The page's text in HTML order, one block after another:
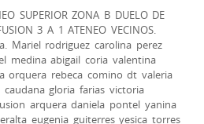
SUPERIOR ZONA B DUELO DE
3 A 1 ATENEO VECINOS.
Mariel rodriguez carolina perez
medina abigail coria valentina
orquera rebeca comino dt valeria
gloria farias victoria
arquera daniela pontel yanina
eugenia guiterres yesica torres